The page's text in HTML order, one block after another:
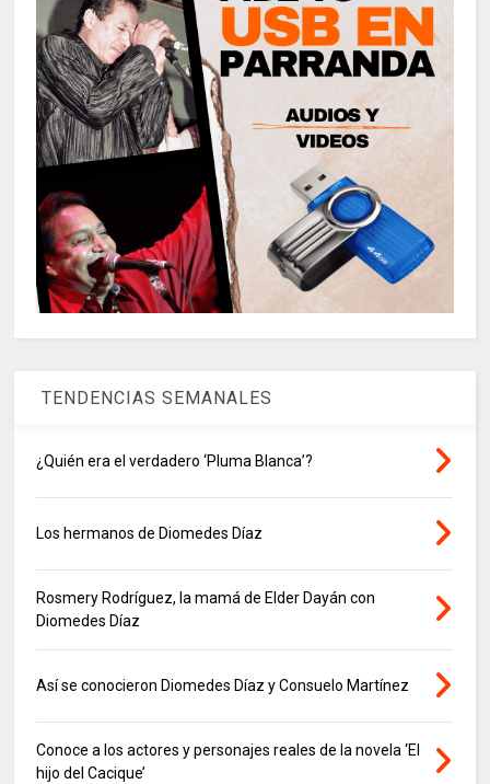
TENDENCIAS SEMANALES
¿Quién era el verdadero ‘Pluma Blanca’?
Los hermanos de Diomedes Díaz
Rosmery Rodríguez, la mamá de Elder Dayán con
Diomedes Díaz
Así se conocieron Diomedes Díaz y Consuelo Martínez
Conoce a los actores y personajes reales de la novela ‘El
hijo del Cacique’